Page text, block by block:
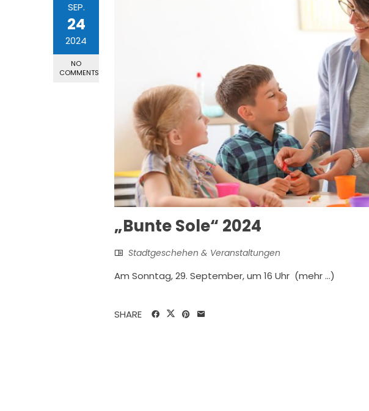
SEP.
24
2024
NO
COMMENTS
„Bunte Sole“ 2024
Stadtgeschehen & Veranstaltungen
Am Sonntag, 29. September, um 16 Uhr (mehr …)
SHARE